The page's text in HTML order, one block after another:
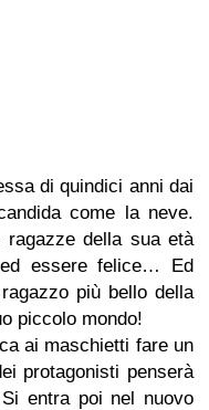
di quindici anni dai
come la neve.
della sua età
essere felice… Ed
più bello della
piccolo mondo!
ai maschietti fare un
protagonisti penserà
entra poi nel nuovo